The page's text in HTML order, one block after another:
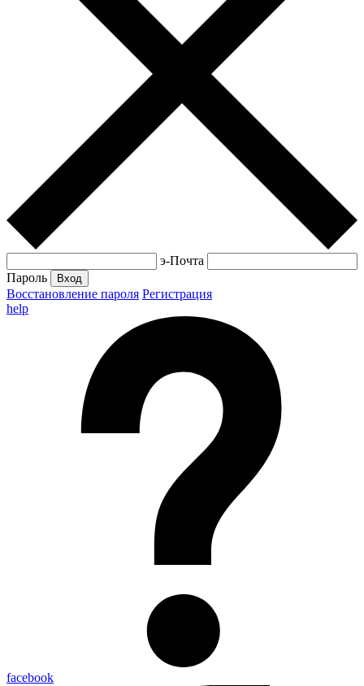
э-Почта
Пароль
Вход
Восстановление пароля Регистрация
help
facebook